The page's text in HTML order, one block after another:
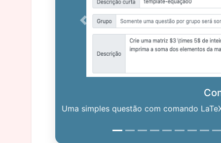
Uma simples questão com comando
Previous